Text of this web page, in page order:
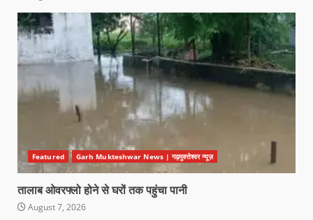
Featured Garh Mukteshwar News | गढ़मुक्तेश्वर न्यूज़
तालाब ओवरफ्लो होने से घरों तक पहुंचा पानी
August 7, 2026